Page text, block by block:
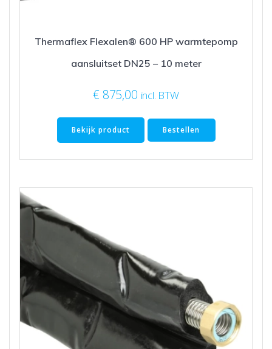
Thermaflex Flexalen® 600 HP warmtepomp
aansluitset DN25 – 10 meter
€ 875,00 incl. BTW
Bekijk product Bestellen